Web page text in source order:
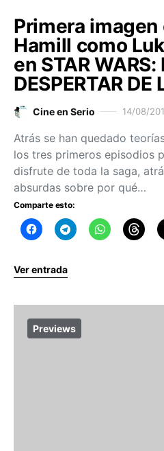
Primera imagen
Hamill como
en STAR WARS:
DESPERTAR DE
Cine en Serio 14/08/
Atrás se han quedado
los tres primeros episodios
disfrute de toda la saga,
absurdas sobre por qué…
Comparte esto:
Ver entrada
Previews